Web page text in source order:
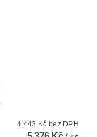
4 443 Kč bez DPH